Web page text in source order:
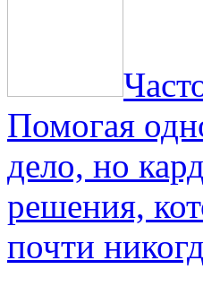
Помогая
дело, но
решения,
почти